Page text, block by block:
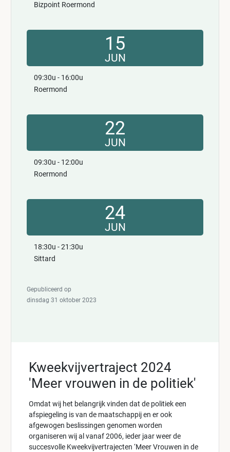
Bizpoint Roermond
15
JUN
09:30u - 16:00u
Roermond
22
JUN
09:30u - 12:00u
Roermond
24
JUN
18:30u - 21:30u
Sittard
Gepubliceerd op
dinsdag 31 oktober 2023
Kweekvijvertraject 2024
'Meer vrouwen in de politiek'
Omdat wij het belangrijk vinden dat de politiek een
afspiegeling is van de maatschappij en er ook
afgewogen beslissingen genomen worden
organiseren wij al vanaf 2006, ieder jaar weer de
succesvolle Kweekvijvertrajecten ‘Meer Vrouwen in de